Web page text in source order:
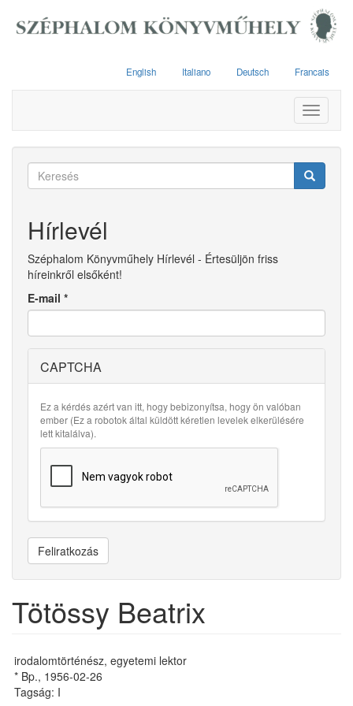
English Italiano Deutsch Francais
Toggle
Keresés
Hírlevél
Széphalom Könyvműhely Hírlevél - Értesüljön friss
híreinkről elsőként!
E-mail *
CAPTCHA
Ez a kérdés azért van itt, hogy bebizonyítsa, hogy ön valóban
ember (Ez a robotok által küldött kéretlen levelek elkerülésére
lett kitalálva).
Feliratkozás
Tötössy Beatrix
irodalomtörténész, egyetemi lektor
* Bp., 1956-02-26
Tagság: I